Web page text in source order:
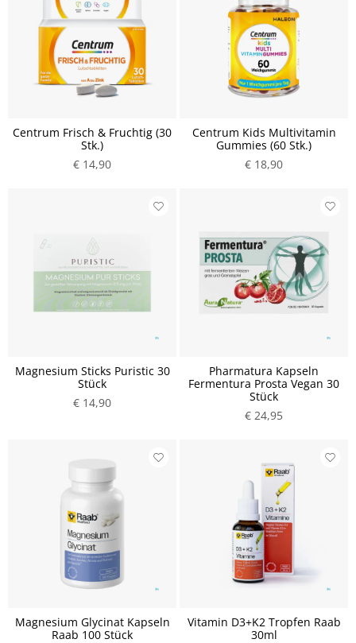
Centrum Frisch & Fruchtig (30
Stk.)
€ 14,90
Centrum Kids Multivitamin
Gummies (60 Stk.)
€ 18,90
Magnesium Sticks Puristic 30
Stück
€ 14,90
Pharmatura Kapseln
Fermentura Prosta Vegan 30
Stück
€ 24,95
Magnesium Glycinat Kapseln
Raab 100 Stück
Vitamin D3+K2 Tropfen Raab
30ml